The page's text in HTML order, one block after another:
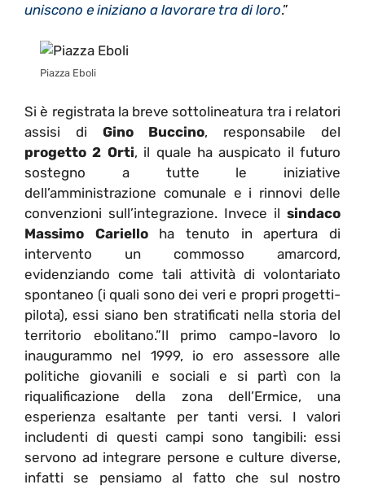
uniscono e iniziano a lavorare tra di loro.”
Piazza Eboli
Si è registrata la breve sottolineatura tra i relatori
assisi di Gino Buccino, responsabile del
progetto 2 Orti, il quale ha auspicato il futuro
sostegno a tutte le iniziative
dell’amministrazione comunale e i rinnovi delle
convenzioni sull’integrazione. Invece il sindaco
Massimo Carielloha tenuto in apertura di
intervento un commosso amarcord,
evidenziando come tali attività di volontariato
spontaneo (i quali sono dei veri e propri progetti-
pilota), essi siano ben stratificati nella storia del
territorio ebolitano.”Il primo campo-lavoro lo
inaugurammo nel 1999, io ero assessore alle
politiche giovanili e sociali e si partì con la
riqualificazione della zona dell’Ermice, una
esperienza esaltante per tanti versi. I valori
includenti di questi campi sono tangibili: essi
servono ad integrare persone e culture diverse,
infatti se pensiamo al fatto che sul nostro